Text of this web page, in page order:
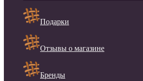
Подарки
Отзывы о магазине
Бренды